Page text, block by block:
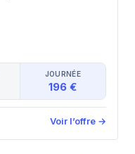
JOURNÉE
196 €
Voir l’offre →